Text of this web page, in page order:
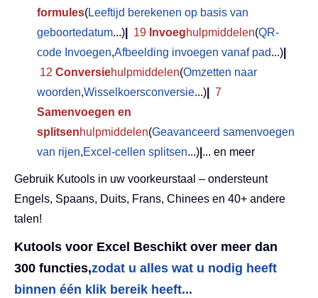
formules(Leeftijd berekenen op basis van
geboortedatum...) 19 Invoeghulpmiddelen(QR-
code Invoegen,Afbeelding invoegen vanaf pad...)
12 Conversiehulpmiddelen(Omzetten naar
woorden,Wisselkoersconversie...)
7
Samenvoegen en
splitsenhulpmiddelen(Geavanceerd samenvoegen
van rijen,Excel-cellen splitsen...) ... en meer
Gebruik Kutools in uw voorkeurstaal – ondersteunt
Engels, Spaans, Duits, Frans, Chinees en 40+ andere
talen!
Kutools voor Excel Beschikt over meer dan
300 functies,zodat u alles wat u nodig heeft
binnen één klik bereik heeft...